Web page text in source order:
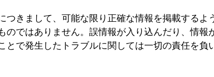
つきまして、可能な限り正確な情報を掲載する
のではありません。誤情報が入り込んだり、情
とで発生したトラブルに関しては一切の責任を負